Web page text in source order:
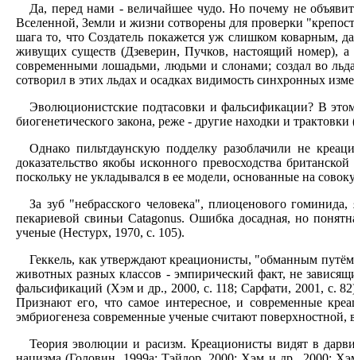
Да, перед нами - величайшее чудо. Но почему не
Вселенной, Земли и жизни сотворены для проверки
шага то, что Создатель покажется уж слишком коварным,
живущих существ (Дзеверин, Пучков, настоящий номер),
современными лошадьми, людьми и слонами; создал во
сотворил в этих льдах и осадках видимость синхронных
Эволюционистские подтасовки и фальсификации? В
биогенетического закона, реже - другие находки и
Однако пильтдаунскую подделку разоблачили не
доказательство якобы исконного превосходства
поскольку не укладывался в ее модели, основанные на
За зуб "небрасского человека", плиоценового
пекариевой свиньи Catagonus. Ошибка досадная, но
ученые (Нестурх, 1970, с. 105).
Геккель, как утверждают креационисты, "обманным
животных разных классов - эмпирический факт, не
фальсификаций (Хэм и др., 2000, с. 118; Сарфати, 2001, с.
Признают его, что самое интересное, и современные
эмбриогенеза современные ученые считают
Теория эволюции и расизм. Креационисты видят в